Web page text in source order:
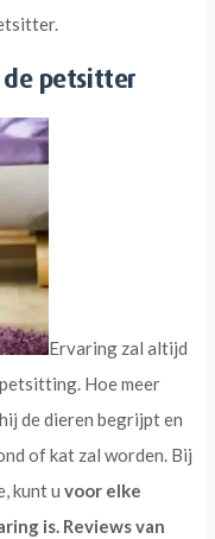
de petsitter
Ervaring zal altijd
Hoe meer
de dieren begrijpt en
of kat zal worden. Bij
kunt u voor elke
is. Reviews van